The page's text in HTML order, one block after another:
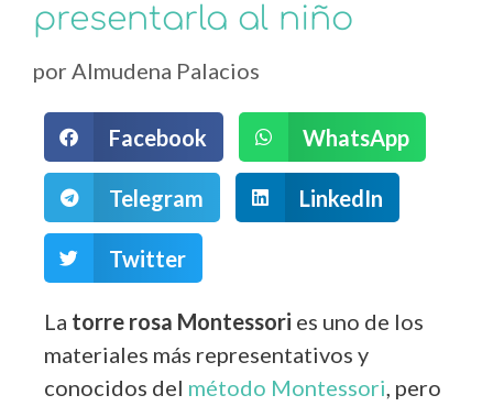
presentarla al niño
por Almudena Palacios
Facebook WhatsApp
Telegram LinkedIn
Twitter
La torre rosa Montessori es uno de los
materiales más representativos y
conocidos del método Montessori, pero